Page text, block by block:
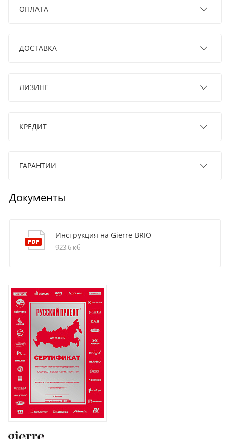
ОПЛАТА
ДОСТАВКА
ЛИЗИНГ
КРЕДИТ
ГАРАНТИИ
Документы
Инструкция на Gierre BRIO
923,6 кб